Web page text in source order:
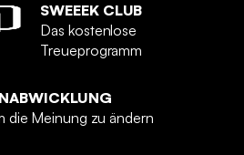
SWEEEK CLUB
Das kostenlose
Treueprogramm
die Meinung zu ändern